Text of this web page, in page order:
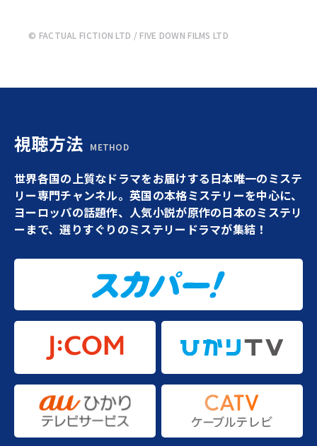
© FACTUAL FICTION LTD / FIVE DOWN FILMS LTD
視聴方法 METHOD
世界各国の上質なドラマをお届けする日本唯一のミステ
リー専門チャンネル。英国の本格ミステリーを中心に、
ヨーロッパの話題作、人気小説が原作の日本のミステリ
ーまで、選りすぐりのミステリードラマが集結！